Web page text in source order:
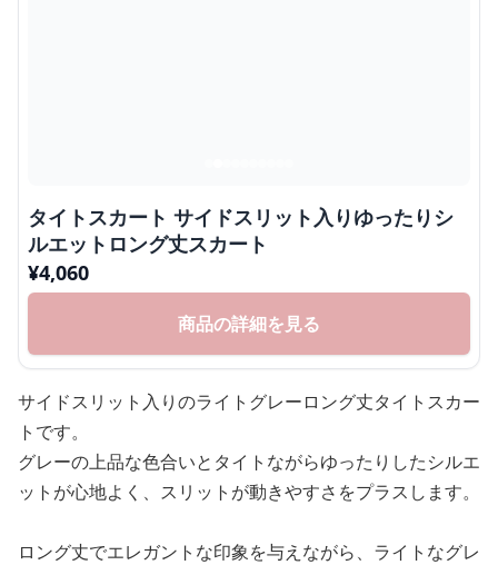
タイトスカート サイドスリット入りゆったりシ
ルエットロング丈スカート
¥4,060
商品の詳細を見る
サイドスリット入りのライトグレーロング丈タイトスカー
トです。
グレーの上品な色合いとタイトながらゆったりしたシルエ
ットが心地よく、スリットが動きやすさをプラスします。
ロング丈でエレガントな印象を与えながら、ライトなグレ